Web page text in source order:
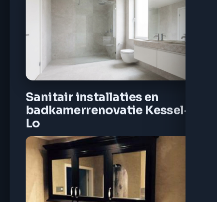
Sanitair installaties en
badkamerrenovatie Kessel-
Lo